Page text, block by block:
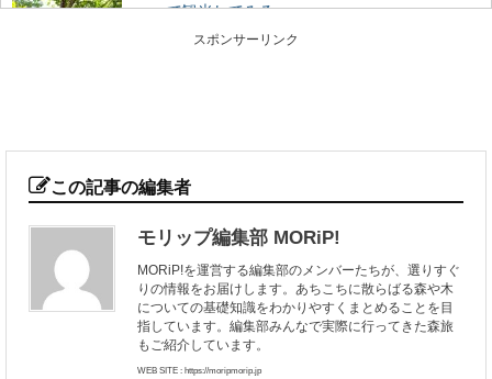
で観光してみる
な、長野県軽井沢町。 この大人気の観光地の楽し...
ィールドにして、日常から離れてリフレッシュ...
意点
近年のお弁当ブームにも乗って、人気が出てきている木
の「曲げわっぱ」のお弁当箱。 なんとなくかっ...
スポンサーリンク
この記事の編集者
モリップ編集部 MORiP!
MORiP!を運営する編集部のメンバーたちが、選りすぐ
りの情報をお届けします。あちこちに散らばる森や木
についての基礎知識をわかりやすくまとめることを目
指しています。編集部みんなで実際に行ってきた森旅
もご紹介しています。
WEB SITE : https://moripmorip.jp